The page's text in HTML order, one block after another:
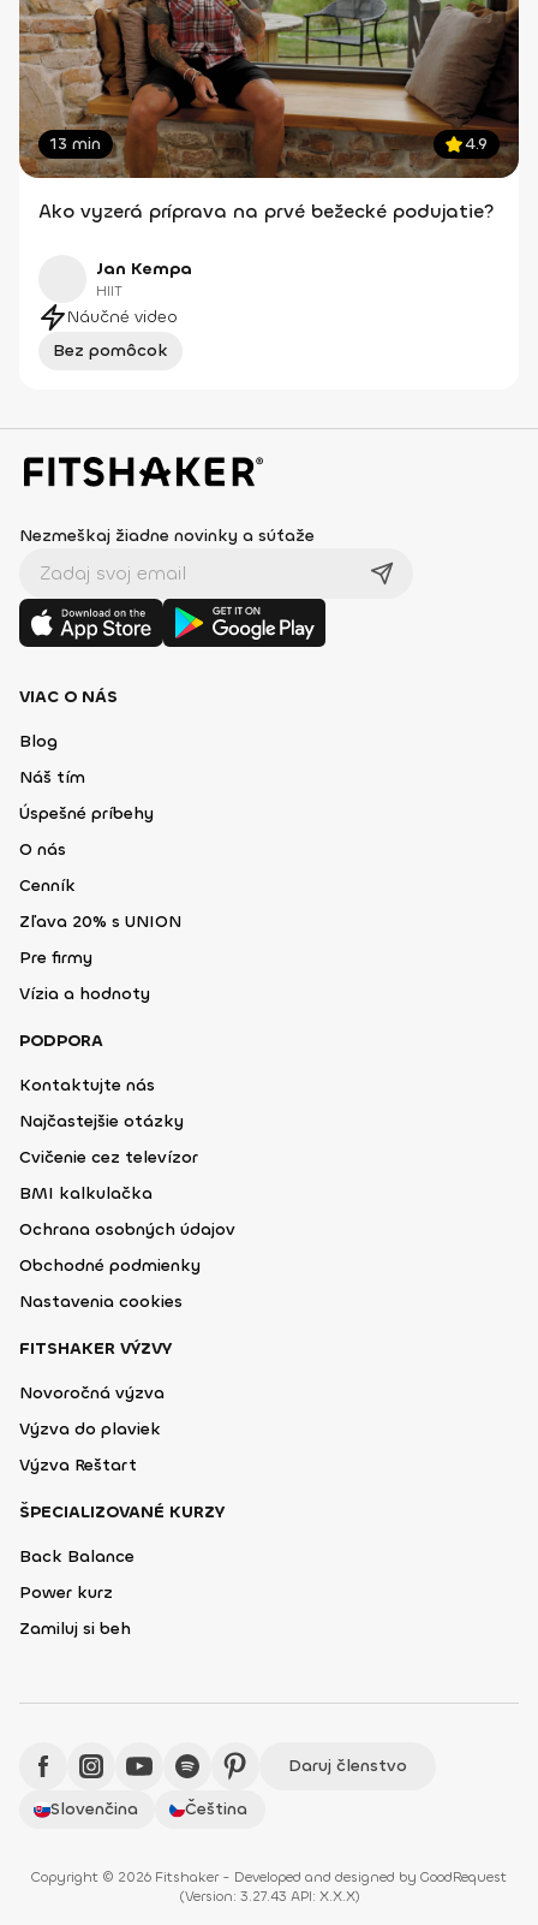
13 min 4.9
Ako vyzerá príprava na prvé bežecké podujatie?
Jan Kempa
HIIT
Náučné video
Bez pomôcok
Nezmeškaj žiadne novinky a súťaže
VIAC O NÁS
Blog
Náš tím
Úspešné príbehy
O nás
Cenník
Zľava 20% s UNION
Pre firmy
Vízia a hodnoty
PODPORA
Kontaktujte nás
Najčastejšie otázky
Cvičenie cez televízor
BMI kalkulačka
Ochrana osobných údajov
Obchodné podmienky
Nastavenia cookies
FITSHAKER VÝZVY
Novoročná výzva
Výzva do plaviek
Výzva Reštart
ŠPECIALIZOVANÉ KURZY
Back Balance
Power kurz
Zamiluj si beh
Daruj členstvo
Slovenčina
Čeština
Copyright © 2026 Fitshaker - Developed and designed by GoodRequest
(Version: 3.27.43 API: X.X.X)